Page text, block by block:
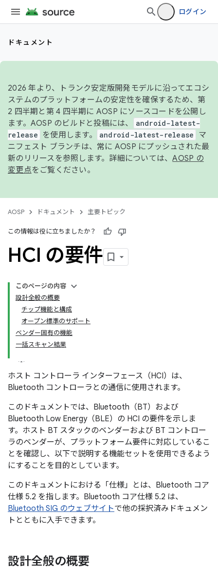
ログイン
ドキュメント
2026 年より、トランク安定版開発モデルに沿ってエコシ
ステムのプラットフォームの安定性を確保するため、第
2 四半期と第 4 四半期に AOSP にソースコードを公開し
ます。AOSP のビルドと投稿には、
android-latest-
release
を使用します。 android-latest-release
マ
ニフェスト ブランチは、常に AOSP にプッシュされた最
新のリリースを参照します。詳細については、AOSP の
変更点をご覧ください。
AOSP ドキュメント 主要トピック
この情報は役に立ちましたか？
HCI の要件
このページの内容
設計全般の概要
チップ機能と構成
オープン標準のサポート
ベンダー固有の機能
一括スキャン結果
ホスト コントローラ インターフェース（HCI）は、
Bluetooth コントローラとの通信に使用されます。
このドキュメントでは、Bluetooth（BT）および
Bluetooth Low Energy（BLE）の HCI の要件を示しま
す。ホスト BT スタックのベンダーおよび BT コントロー
ラのベンダーが、プラットフォーム要件に対応しているこ
とを確認し、以下で説明する機能セットを使用できるよう
にすることを目的としています。
このドキュメントにおける「仕様」とは、Bluetooth コア
仕様 5.2 を指します。Bluetooth コア仕様 5.2 は、
Bluetooth SIG のウェブサイトで他の採択済みドキュメン
トとともに入手できます。
設計全般の概要